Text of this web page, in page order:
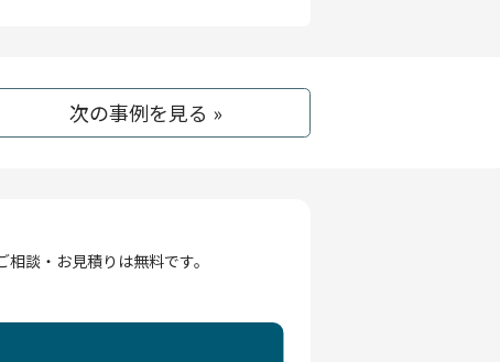
次の事例を見る »
談・お見積りは無料です。